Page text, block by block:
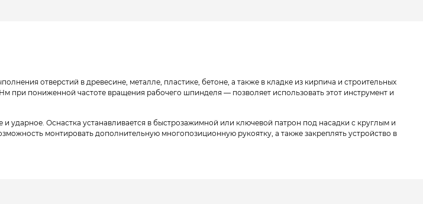
отверстий в древесине, металле, пластике, бетоне, а также в кладке из кирпича и строительных
пониженной частоте вращения рабочего шпинделя — позволяет использовать этот инструмент и
ударное. Оснастка устанавливается в быстрозажимной или ключевой патрон под насадки с круглым и
монтировать дополнительную многопозиционную рукоятку, а также закреплять устройство в